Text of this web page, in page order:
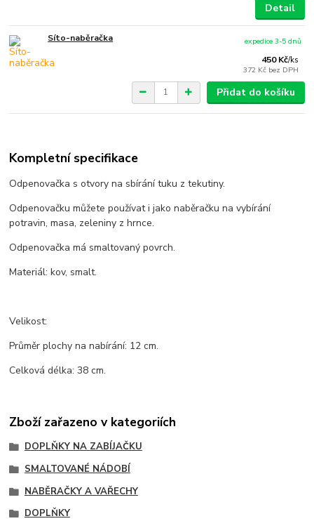
Detail
Síto-naběračka
450 Kč/ks
372 Kč bez DPH
expedice 3-5 dnů
Přidat do košíku
Kompletní specifikace
Odpenovačka s otvory na sbírání tuku z tekutiny.
Odpenovačku můžete používat i jako naběračku na vybírání
potravin, masa, zeleniny z hrnce.
Odpenovačka má smaltovaný povrch.
Materiál: kov, smalt.
Velikost:
Průměr plochy na nabírání: 12 cm.
Celková délka: 38 cm.
Zboží zařazeno v kategoriích
DOPLŇKY NA ZABÍJAČKU
SMALTOVANÉ NÁDOBÍ
NABĚRAČKY A VAŘECHY
DOPLŇKY